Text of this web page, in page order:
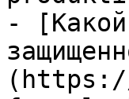
- [Какой